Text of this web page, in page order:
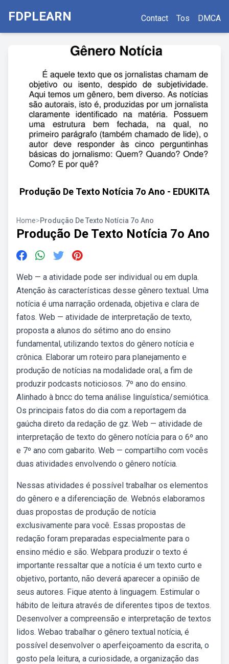
FDPLEARN Contact Tos DMCA
Produção De Texto Notícia 7o Ano - EDUKITA
Home>Produção De Texto Notícia 7o Ano
Produção De Texto Notícia 7o Ano
Web — a atividade pode ser individual ou em dupla.
Atenção às características desse gênero textual. Uma
notícia é uma narração ordenada, objetiva e clara de
fatos. Web — atividade de interpretação de texto,
proposta a alunos do sétimo ano do ensino
fundamental, utilizando textos do gênero notícia e
crônica. Elaborar um roteiro para planejamento e
produção de notícias na modalidade oral, a fim de
produzir podcasts noticiosos. 7º ano do ensino.
Alinhado à bncc do tema análise linguística/semiótica.
Os principais fatos do dia com a reportagem da
gaúcha direto da redação de gz. Web — atividade de
interpretação de texto do gênero notícia para o 6º ano
e 7º ano com gabarito. Web — compartilho com vocês
duas atividades envolvendo o gênero notícia.
Nessas atividades é possível trabalhar os elementos
do gênero e a diferenciação de. Webnós elaboramos
duas propostas de produção de notícia
exclusivamente para você. Essas propostas de
redação foram preparadas especialmente para o
ensino médio e são. Webpara produzir o texto é
importante ressaltar que a notícia é um texto curto e
objetivo, portanto, não deverá aparecer a opinião de
seus autores. Fique atento à linguagem. Estimular o
hábito de leitura através de diferentes tipos de textos.
Desenvolver a compreensão e interpretação de textos
lidos. Webao trabalhar o gênero textual notícia, é
possível desenvolver o aperfeiçoamento da escrita, o
gosto pela leitura, a curiosidade, a organização das